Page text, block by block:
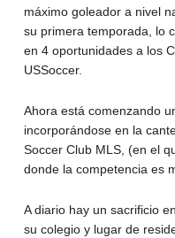
máximo goleador a nivel
su primera temporada, lo
en 4 oportunidades a los
USSoccer.
Ahora está comenzando
incorporándose en la
Soccer Club MLS, (en el
donde la competencia es
A diario hay un sacrificio
su colegio y lugar de